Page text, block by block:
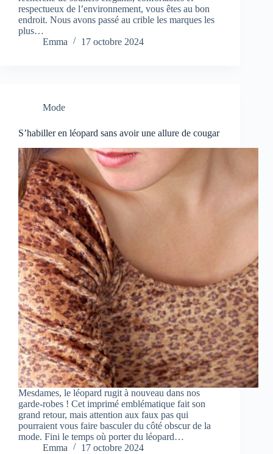
respectueux de l’environnement, vous êtes au bon
endroit. Nous avons passé au crible les marques les
plus…
Emma
17 octobre 2024
Mode
S’habiller en léopard sans avoir une allure de cougar
Mesdames, le léopard rugit à nouveau dans nos
garde-robes ! Cet imprimé emblématique fait son
grand retour, mais attention aux faux pas qui
pourraient vous faire basculer du côté obscur de la
mode. Fini le temps où porter du léopard…
Emma
17 octobre 2024